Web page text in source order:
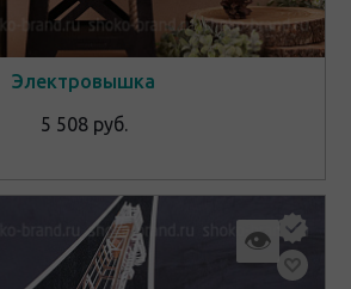
Электровышка
5 508 руб.
👁